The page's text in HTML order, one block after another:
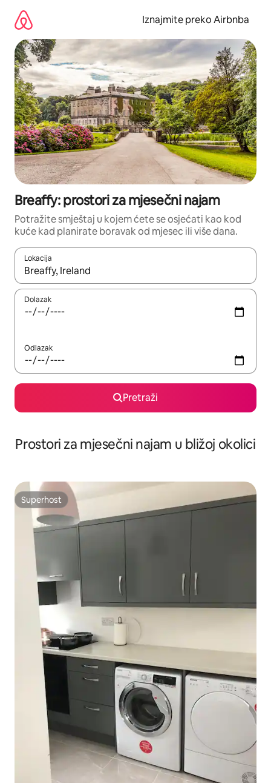
sadržaj
Iznajmite preko Airbnba
Breaffy: prostori za mjesečni najam
Potražite smještaj u kojem ćete se osjećati kao kod
kuće kad planirate boravak od mjesec ili više dana.
Lokacija
Kada budu dostupni rezultati, moći ćete ih pregledati
Dolazak
Odlazak
Pretraži
Prostori za mjesečni najam u bližoj okolici
Superhost
Superhost